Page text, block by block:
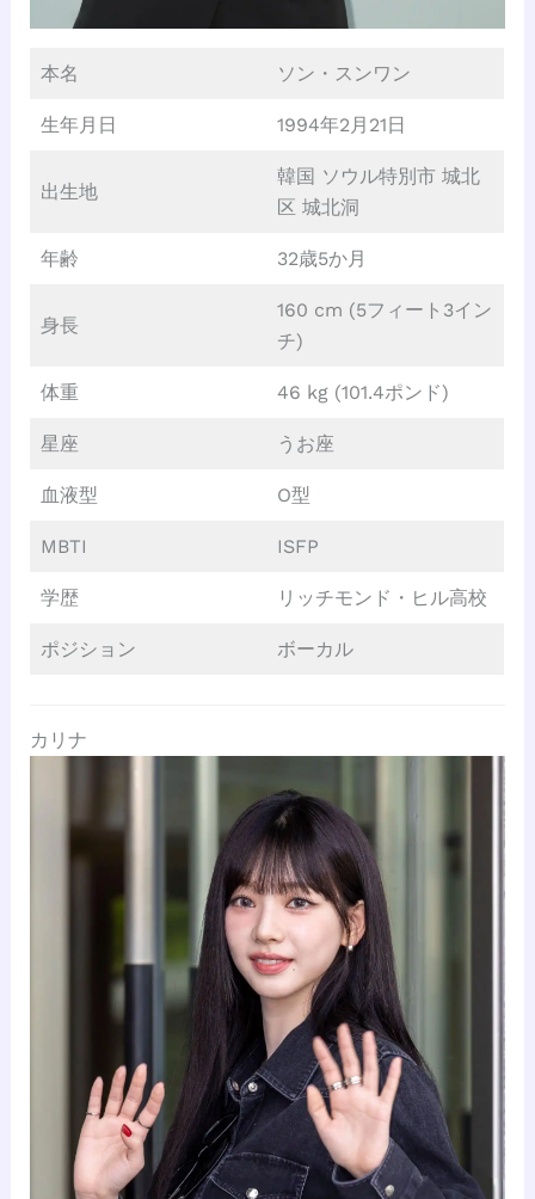
本名 ソン・スンワン
生年月日 1994年2月21日
出生地
韓国 ソウル特別市 城北
区 城北洞
年齢 32歳5か月
身長
160 cm (5フィート3イン
チ)
体重 46 kg (101.4ポンド)
星座 うお座
血液型 O型
MBTI ISFP
学歴 リッチモンド・ヒル高校
ポジション ボーカル
カリナ